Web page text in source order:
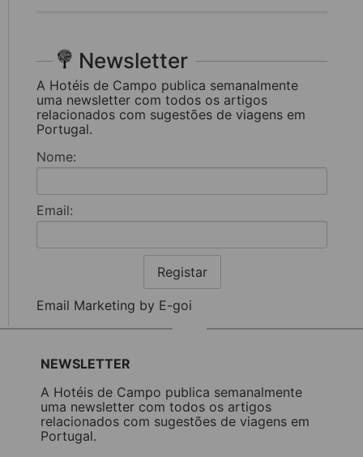
Newsletter
A Hotéis de Campo publica semanalmente
uma newsletter com todos os artigos
relacionados com sugestões de viagens em
Portugal.
Nome:
Email:
Registar
Email Marketing by E-goi
NEWSLETTER
A Hotéis de Campo publica semanalmente
uma newsletter com todos os artigos
relacionados com sugestões de viagens em
Portugal.